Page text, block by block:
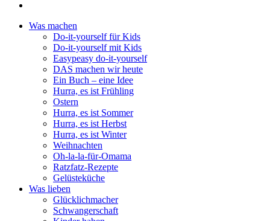
Was machen
Do-it-yourself für Kids
Do-it-yourself mit Kids
Easypeasy do-it-yourself
DAS machen wir heute
Ein Buch – eine Idee
Hurra, es ist Frühling
Ostern
Hurra, es ist Sommer
Hurra, es ist Herbst
Hurra, es ist Winter
Weihnachten
Oh-la-la-für-Omama
Ratzfatz-Rezepte
Gelüsteküche
Was lieben
Glücklichmacher
Schwangerschaft